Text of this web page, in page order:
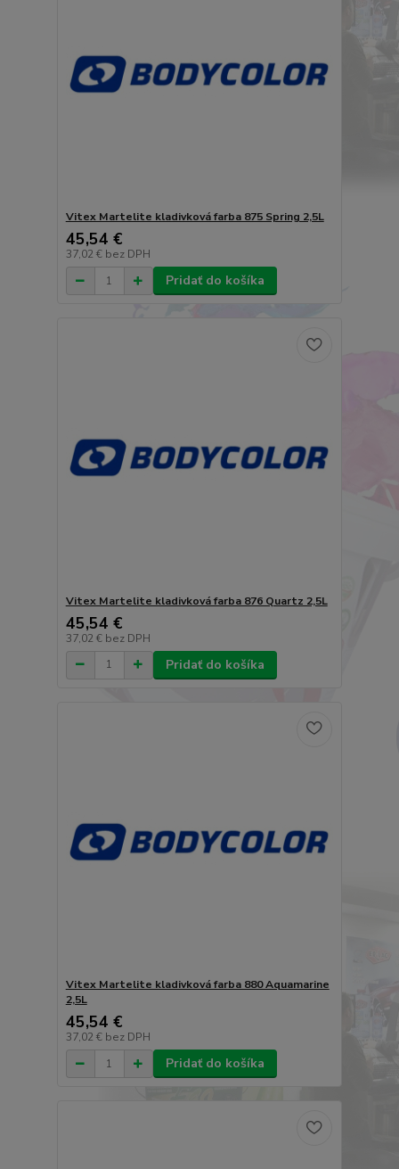
Vitex Martelite kladivková farba 875 Spring 2,5L
45,54 €
37,02 € bez DPH
Pridať do košíka
Vitex Martelite kladivková farba 876 Quartz 2,5L
45,54 €
37,02 € bez DPH
Pridať do košíka
Vitex Martelite kladivková farba 880 Aquamarine
2,5L
45,54 €
37,02 € bez DPH
Pridať do košíka